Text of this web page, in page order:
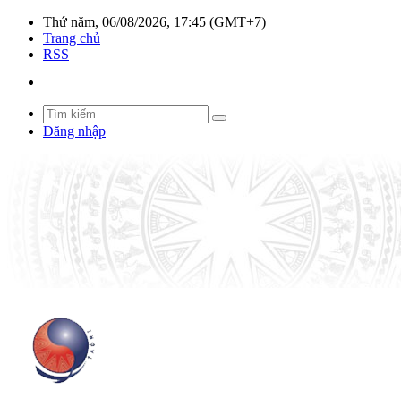
Thứ năm, 06/08/2026, 17:45 (GMT+7)
Trang chủ
RSS
Đăng nhập